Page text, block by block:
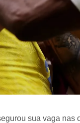
sua vaga